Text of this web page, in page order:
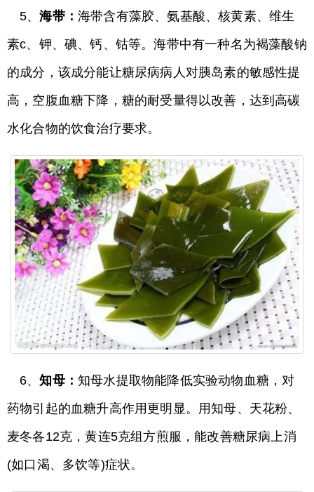
5、海带：海带含有藻胶、氨基酸、核黄素、维生
素c、钾、碘、钙、钴等。海带中有一种名为褐藻酸钠
的成分，该成分能让糖尿病病人对胰岛素的敏感性提
高，空腹血糖下降，糖的耐受量得以改善，达到高碳
水化合物的饮食治疗要求。
6、知母：知母水提取物能降低实验动物血糖，对
药物引起的血糖升高作用更明显。用知母、天花粉、
麦冬各12克，黄连5克组方煎服，能改善糖尿病上消
(如口渴、多饮等)症状。